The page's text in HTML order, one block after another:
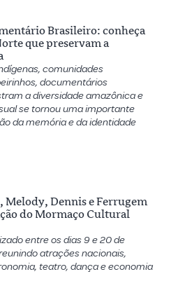
Brasileiro: conheça
que preservam a
comunidades
documentários
a diversidade amazônica e
se tornou uma importante
da memória e da identidade
Melody, Dennis e Ferrugem
do Mormaço Cultural
entre os dias 9 e 20 de
atrações nacionais,
teatro, dança e economia